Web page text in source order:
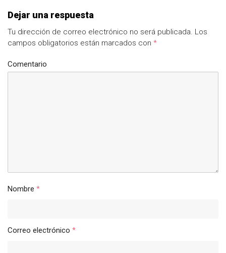
Dejar una respuesta
Tu dirección de correo electrónico no será publicada. Los
campos obligatorios están marcados con *
Comentario
Nombre *
Correo electrónico *